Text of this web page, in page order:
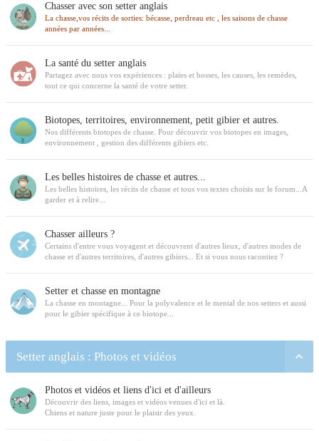
Chasser avec son setter anglais
La chasse,vos récits de sorties: bécasse, perdreau etc , les saisons de chasse
années par années...
La santé du setter anglais
Partagez avec nous vos expériences : plaies et bosses, les causes, les remèdes,
tout ce qui concerne la santé de votre setter.
Biotopes, territoires, environnement, petit gibier et autres.
Nos différents biotopes de chasse. Pour découvrir vos biotopes en images,
environnement , gestion des différents gibiers etc.
Les belles histoires de chasse et autres...
Les belles histoires, les récits de chasse et tous vos textes choisis sur le forum...A
garder et à relire...
Chasser ailleurs ?
Certains d'entre vous voyagent et découvrent d'autres lieux, d'autres modes de
chasse et d'autres territoires, d'autres gibiers... Et si vous nous racontiez ?
Setter et chasse en montagne
La chasse en montagne... Pour la polyvalence et le mental de nos setters et aussi
pour le gibier spécifique à ce biotope...
Setter anglais : Photos et vidéos
Photos et vidéos et liens d'ici et d'ailleurs
Découvrir des liens, images et vidéos venues d'ici et là.
Chiens et nature juste pour le plaisir des yeux.